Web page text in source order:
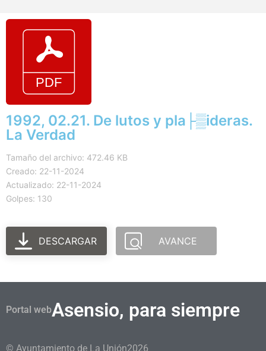
1992, 02.21. De lutos y pla├▒ideras.
La Verdad
Tamaño del archivo: 472.46 KB
Creado: 22-11-2024
Actualizado: 22-11-2024
Golpes: 130
DESCARGAR AVANCE
Portal webAsensio, para siempre
© Ayuntamiento de La Unión2026